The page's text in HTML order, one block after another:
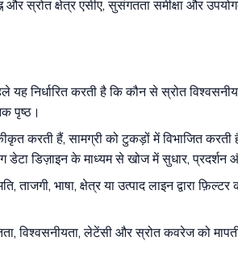
और स्रोत क्षेत्र एसीए, सुसंगतता समीक्षा और
निर्धारित करती है कि कौन से स्रोत
पृष्ठ।
करती हैं, सामग्री को टुकड़ों में
डिज़ाइन के माध्यम से खोज में सुधार, प्रदर्शन
ताजगी, भाषा, क्षेत्र या उत्पाद लाइन द्वारा
विश्वसनीयता, लेटेंसी और स्रोत कवरेज को